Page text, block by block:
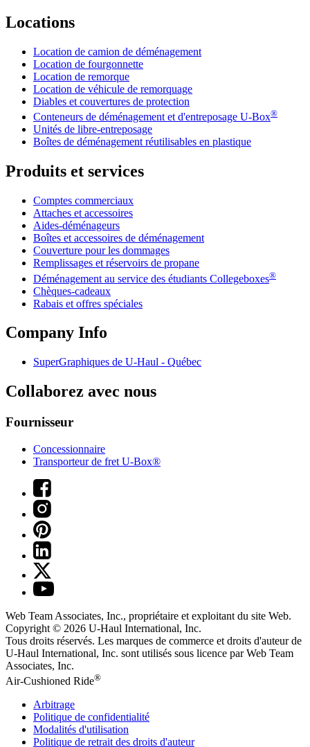
Locations
Location de camion de déménagement
Location de fourgonnette
Location de remorque
Location de véhicule de remorquage
Diables et couvertures de protection
Conteneurs de déménagement et d'entreposage U-Box®
Unités de libre-entreposage
Boîtes de déménagement réutilisables en plastique
Produits et services
Comptes commerciaux
Attaches et accessoires
Aides-déménageurs
Boîtes et accessoires de déménagement
Couverture pour les dommages
Remplissages et réservoirs de propane
Déménagement au service des étudiants Collegeboxes®
Chèques-cadeaux
Rabais et offres spéciales
Company Info
SuperGraphiques de U-Haul - Québec
Collaborez avec nous
Fournisseur
Concessionnaire
Transporteur de fret U-Box®
Web Team Associates, Inc., propriétaire et exploitant du site Web.
Copyright © 2026 U-Haul International, Inc.
Tous droits réservés. Les marques de commerce et droits d'auteur de
U-Haul International, Inc. sont utilisés sous licence par Web Team
Associates, Inc.
Air-Cushioned Ride®
Arbitrage
Politique de confidentialité
Modalités d'utilisation
Politique de retrait des droits d'auteur